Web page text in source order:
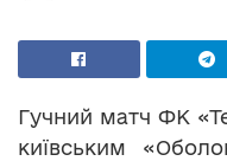
Гучний матч ФК
київським